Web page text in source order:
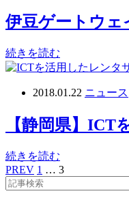
伊豆ゲートウェ
続きを読む
2018.01.22 ニュース
【静岡県】
続きを読む
PREV 1 … 3